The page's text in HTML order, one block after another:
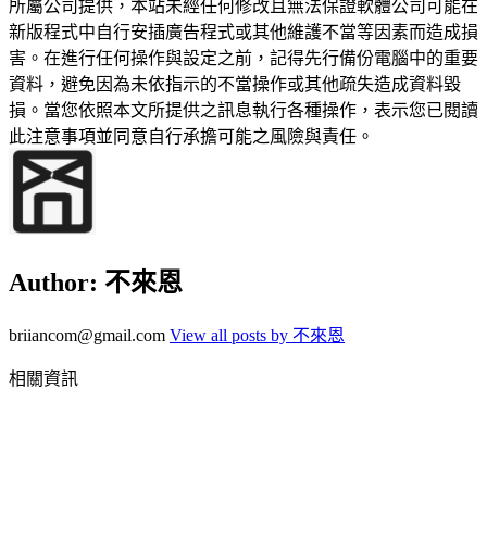
所屬公司提供，本站未經任何修改且無法保證軟體公司可能在
新版程式中自行安插廣告程式或其他維護不當等因素而造成損
害。在進行任何操作與設定之前，記得先行備份電腦中的重要
資料，避免因為未依指示的不當操作或其他疏失造成資料毀
損。當您依照本文所提供之訊息執行各種操作，表示您已閱讀
此注意事項並同意自行承擔可能之風險與責任。
Author: 不來恩
briiancom@gmail.com View all posts by 不來恩
相關資訊